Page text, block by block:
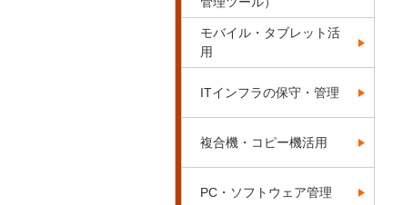
モバイル・タブレット活
用
ITインフラの保守・管理
複合機・コピー機活用
PC・ソフトウェア管理